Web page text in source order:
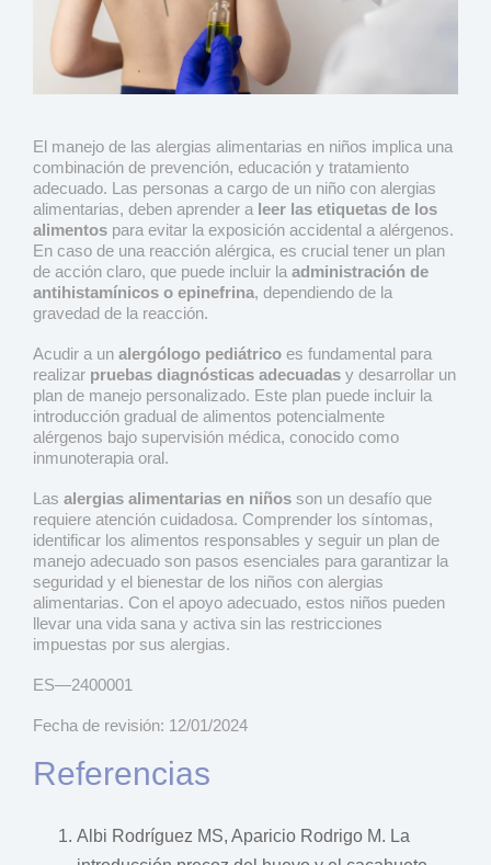
El manejo de las alergias alimentarias en niños implica una
combinación de prevención, educación y tratamiento
adecuado. Las personas a cargo de un niño con alergias
alimentarias, deben aprender a leer las etiquetas de los
alimentos para evitar la exposición accidental a alérgenos.
En caso de una reacción alérgica, es crucial tener un plan
de acción claro, que puede incluir la administración de
antihistamínicos o epinefrina, dependiendo de la
gravedad de la reacción.
Acudir a un alergólogo pediátrico es fundamental para
realizar pruebas diagnósticas adecuadas y desarrollar un
plan de manejo personalizado. Este plan puede incluir la
introducción gradual de alimentos potencialmente
alérgenos bajo supervisión médica, conocido como
inmunoterapia oral.
Las alergias alimentarias en niños son un desafío que
requiere atención cuidadosa. Comprender los síntomas,
identificar los alimentos responsables y seguir un plan de
manejo adecuado son pasos esenciales para garantizar la
seguridad y el bienestar de los niños con alergias
alimentarias. Con el apoyo adecuado, estos niños pueden
llevar una vida sana y activa sin las restricciones
impuestas por sus alergias.
ES—2400001
Fecha de revisión: 12/01/2024
Referencias
Albi Rodríguez MS, Aparicio Rodrigo M. La